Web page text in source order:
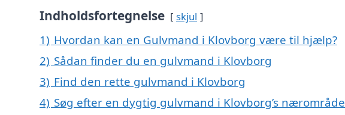
Indholdsfortegnelse skjul
1) Hvordan kan en Gulvmand i Klovborg være til hjælp?
2) Sådan finder du en gulvmand i Klovborg
3) Find den rette gulvmand i Klovborg
4) Søg efter en dygtig gulvmand i Klovborg’s nærområde